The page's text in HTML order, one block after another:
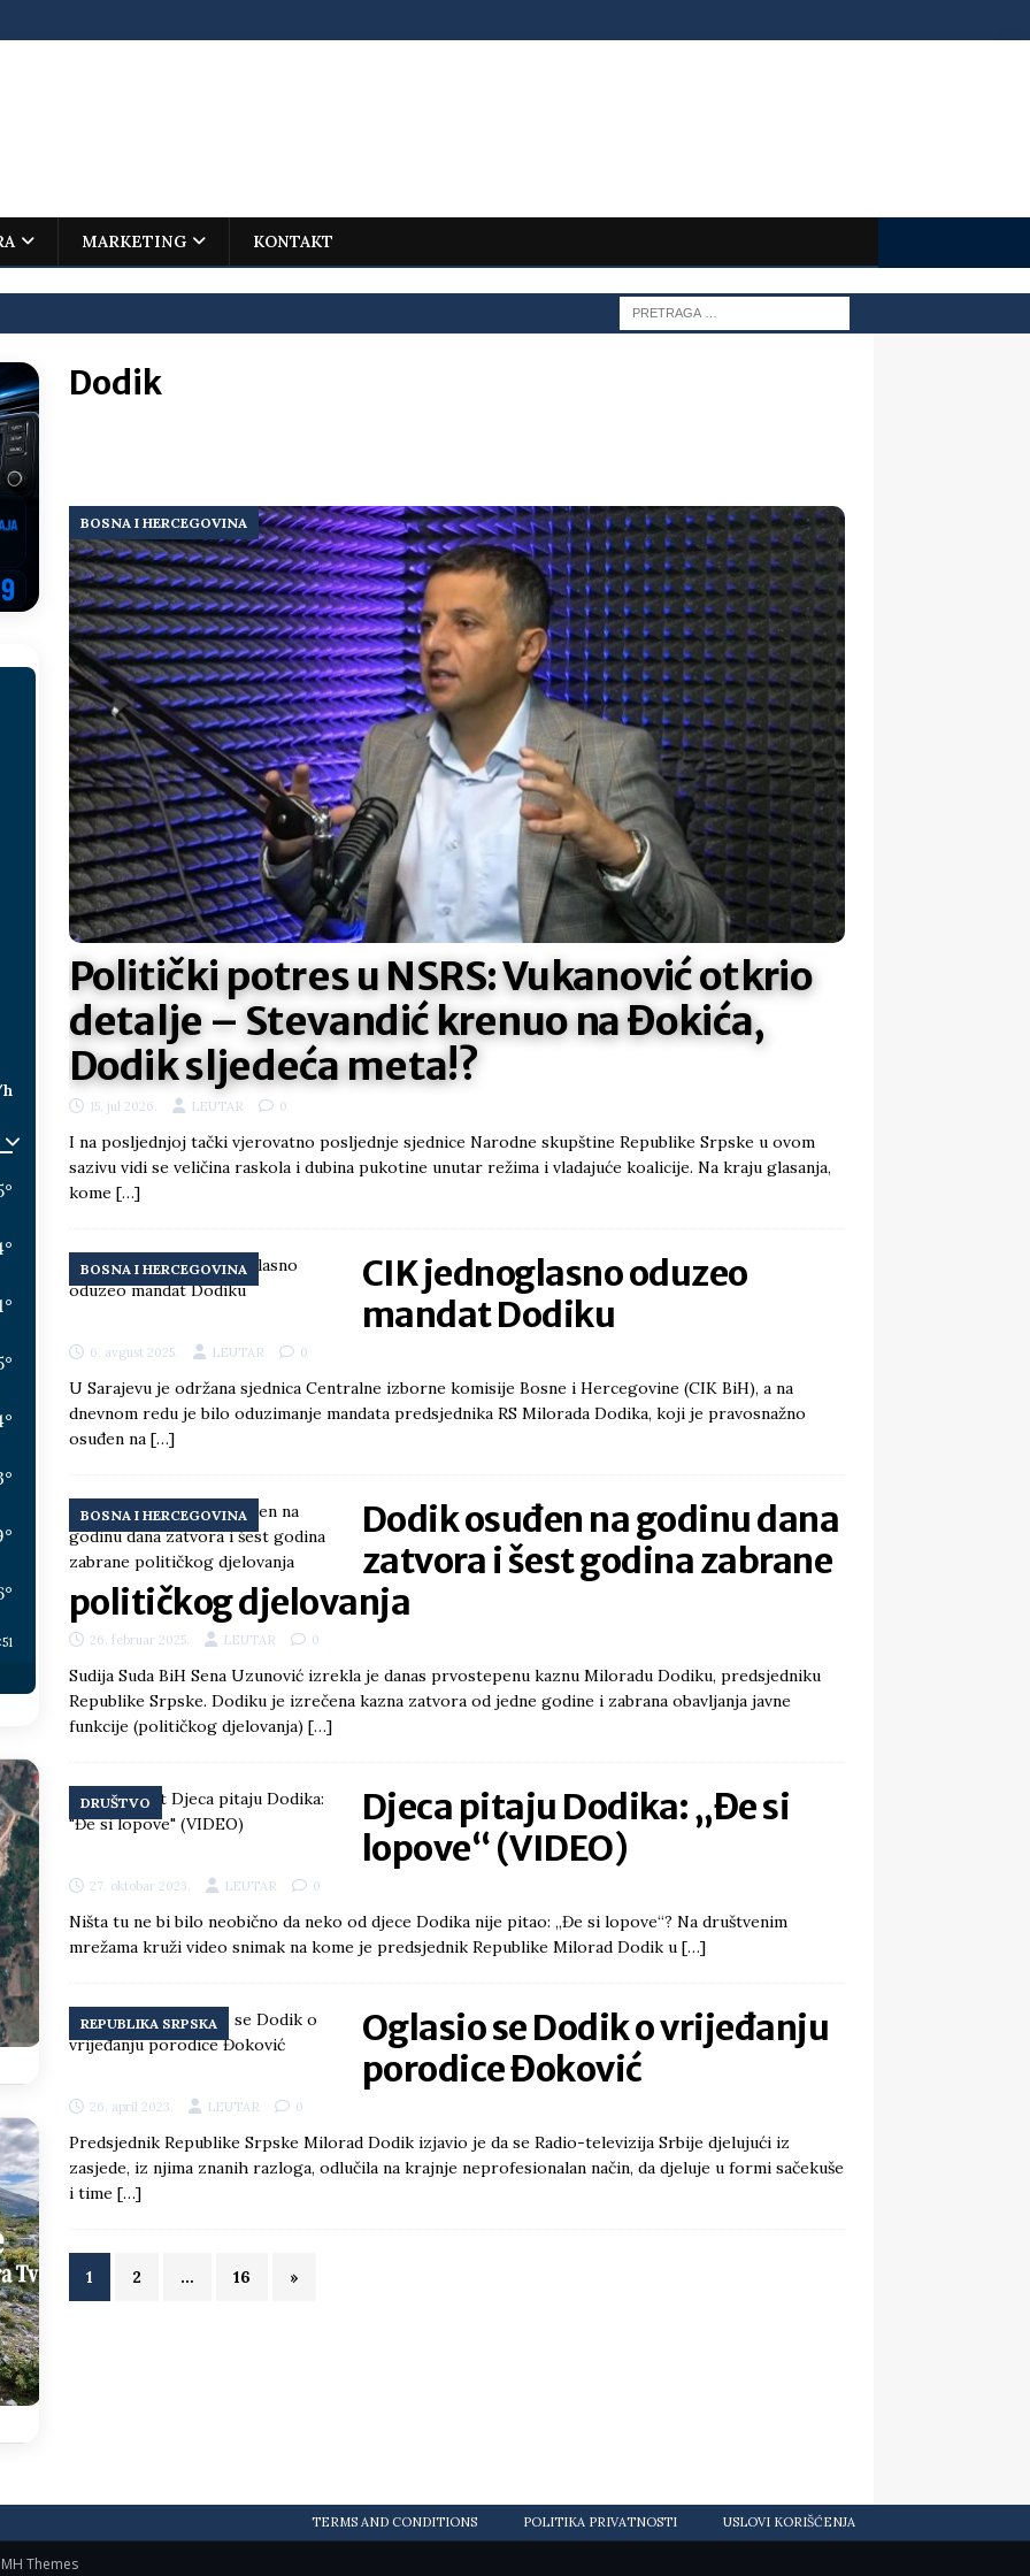
MARKETING KONTAKT
– istorijski uspjeh mladog Trebinjca na Međunarodnoj
što te tukao LIČNI STAV
pred ministrima HERCEGOVINA
Vukanović otkrio detalje – Stevandić krenuo na Đokića, Dodik
REPUBLIKA SRPSKA
sukobu, pogotovo nisu zbog Eleka LIČNI STAV
im prepustimo, ostaće nam samo siledžije i tišina BOSNA I
REPUBLIKA SRPSKA
Splita, Željko Kerum SVIJET
Dodik
BOSNA I HERCEGOVINA
Politički potres u NSRS: Vukanović otkrio
detalje – Stevandić krenuo na Đokića,
Dodik sljedeća meta!?
15. jul 2026. LEUTAR 0
I na posljednjoj tački vjerovatno posljednje sjednice Narodne skupštine Republike Srpske u ovom
sazivu vidi se veličina raskola i dubina pukotine unutar režima i vladajuće koalicije. Na kraju glasanja,
kome […]
BOSNA I HERCEGOVINA
CIK jednoglasno oduzeo
mandat Dodiku
6. avgust 2025. LEUTAR 0
U Sarajevu je održana sjednica Centralne izborne komisije Bosne i Hercegovine (CIK BiH), a na
dnevnom redu je bilo oduzimanje mandata predsjednika RS Milorada Dodika, koji je pravosnažno
osuđen na […]
BOSNA I HERCEGOVINA
Dodik osuđen na godinu dana
zatvora i šest godina zabrane
političkog djelovanja
26. februar 2025. LEUTAR 0
Sudija Suda BiH Sena Uzunović izrekla je danas prvostepenu kaznu Miloradu Dodiku, predsjedniku
Republike Srpske. Dodiku je izrečena kazna zatvora od jedne godine i zabrana obavljanja javne
funkcije (političkog djelovanja) […]
DRUŠTVO
Djeca pitaju Dodika: „Đe si
lopove“ (VIDEO)
27. oktobar 2023. LEUTAR 0
Ništa tu ne bi bilo neobično da neko od djece Dodika nije pitao: „Đe si lopove“? Na društvenim
mrežama kruži video snimak na kome je predsjednik Republike Milorad Dodik u […]
REPUBLIKA SRPSKA
Oglasio se Dodik o vrijeđanju
porodice Đoković
26. april 2023. LEUTAR 0
Predsjednik Republike Srpske Milorad Dodik izjavio je da se Radio-televizija Srbije djelujući iz
zasjede, iz njima znanih razloga, odlučila na krajnje neprofesionalan način, da djeluje u formi sačekuše
i time […]
1 2 … 16 »
°
°
°
°
°
°
°
°
TERMS AND CONDITIONS POLITIKA PRIVATNOSTI USLOVI KORIŠĆENJA
MH Themes